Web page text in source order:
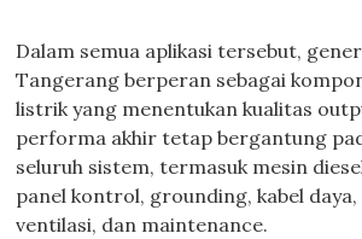
Dalam semua aplikasi tersebut,
Tangerang berperan sebagai
listrik yang menentukan kualitas
performa akhir tetap bergantung
seluruh sistem, termasuk mesin
panel kontrol, grounding, kabel
ventilasi, dan maintenance.